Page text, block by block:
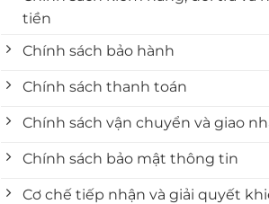
tiền
Chính sách bảo hành
Chính sách thanh toán
Chính sách vận chuyển và giao
Chính sách bảo mật thông tin
Cơ chế tiếp nhận và giải quyết